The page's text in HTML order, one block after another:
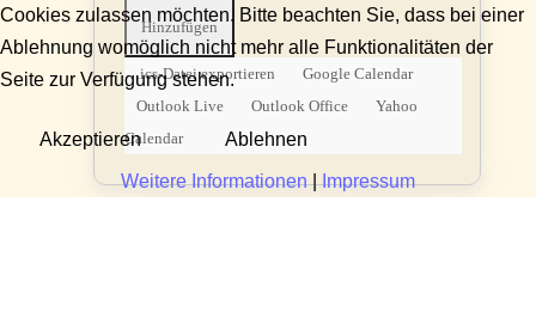
Hinzufügen
.ics-Datei exportieren
Google Calendar
Outlook Live
Outlook Office
Yahoo
Calendar
Cookies zulassen möchten. Bitte beachten Sie, dass bei einer
Ablehnung womöglich nicht mehr alle Funktionalitäten der
Seite zur Verfügung stehen.
Akzeptieren Ablehnen
Weitere Informationen|Impressum